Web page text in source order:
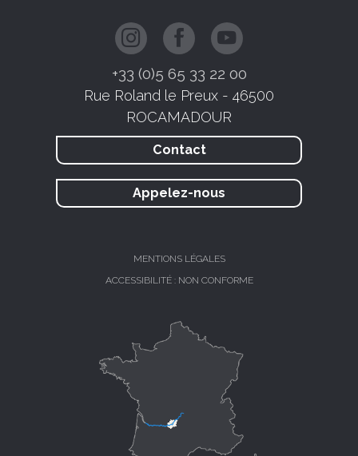
+33 (0)5 65 33 22 00
Rue Roland le Preux - 46500
ROCAMADOUR
Contact
Appelez-nous
MENTIONS LÉGALES
ACCESSIBILITÉ : NON CONFORME